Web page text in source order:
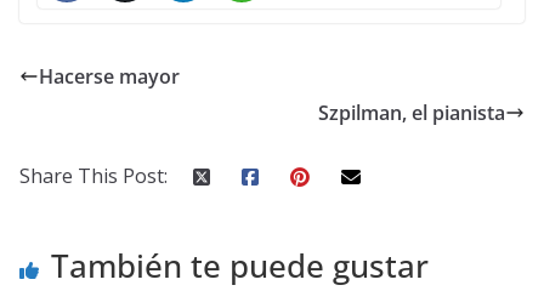
Hacerse mayor
Szpilman, el pianista
Share This Post:
También te puede gustar